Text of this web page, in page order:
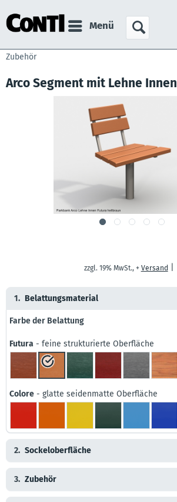
Menü
Zubehör
Arco Segment mit Lehne Innen
zzgl. 19% MwSt., + Versand
1. Belattungsmaterial
Farbe der Belattung
Futura - feine strukturierte Oberfläche
Colore - glatte seidenmatte Oberfläche
2. Sockeloberfläche
3. Zubehör